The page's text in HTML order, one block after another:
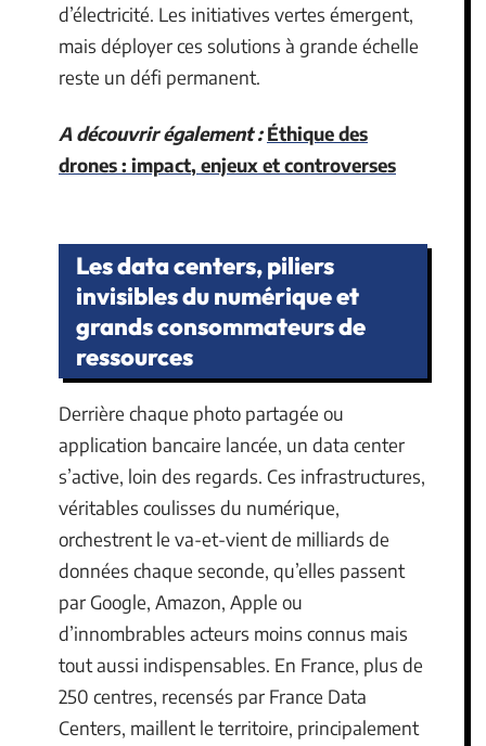
d’électricité. Les initiatives vertes émergent,
mais déployer ces solutions à grande échelle
reste un défi permanent.
A découvrir également : Éthique des
drones : impact, enjeux et controverses
Les data centers, piliers
invisibles du numérique et
grands consommateurs de
ressources
Derrière chaque photo partagée ou
application bancaire lancée, un data center
s’active, loin des regards. Ces infrastructures,
véritables coulisses du numérique,
orchestrent le va-et-vient de milliards de
données chaque seconde, qu’elles passent
par Google, Amazon, Apple ou
d’innombrables acteurs moins connus mais
tout aussi indispensables. En France, plus de
250 centres, recensés par France Data
Centers, maillent le territoire, principalement